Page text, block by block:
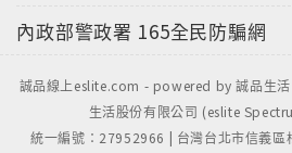
內政部警政署 165全民防騙網
誠品線上eslite.com - powered by 誠品生
生活股份有限公司 (eslite
統一編號：27952966 | 台灣台北市信義區